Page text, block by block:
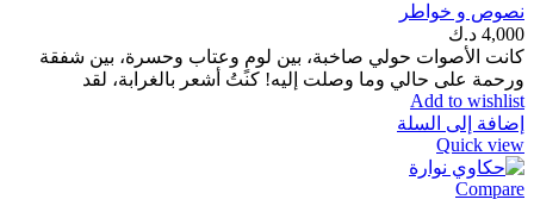
نصوص و خواطر
4,000 د.ك
كانت الأصوات حولي صاخبة، بين لومٍ وعتاب وحسرة، بين شفقة
ورحمة على حالي وما وصلت إليه! كنتُ أشعر بالغرابة، لقد
Add to wishlist
إضافة إلى السلة
Quick view
Compare